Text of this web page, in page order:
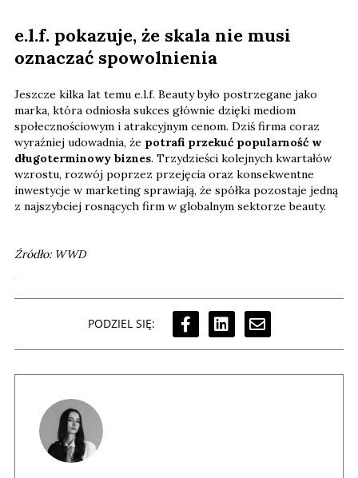
e.l.f. pokazuje, że skala nie musi
oznaczać spowolnienia
Jeszcze kilka lat temu e.l.f. Beauty było postrzegane jako
marka, która odniosła sukces głównie dzięki mediom
społecznościowym i atrakcyjnym cenom. Dziś firma coraz
wyraźniej udowadnia, że potrafi przekuć popularność w
długoterminowy biznes. Trzydzieści kolejnych kwartałów
wzrostu, rozwój poprzez przejęcia oraz konsekwentne
inwestycje w marketing sprawiają, że spółka pozostaje jedną
z najszybciej rosnących firm w globalnym sektorze beauty.
Źródło: WWD
PODZIEL SIĘ: